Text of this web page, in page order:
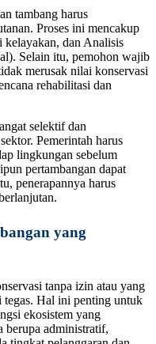
tambang harus
Proses ini mencakup
kelayakan, dan Analisis
Selain itu, pemohon wajib
merusak nilai konservasi
rehabilitasi dan
selektif dan
Pemerintah harus
lingkungan sebelum
pertambangan dapat
penerapannya harus
yang
tanpa izin atau yang
tegas. Hal ini penting untuk
ekosistem yang
berupa administratif,